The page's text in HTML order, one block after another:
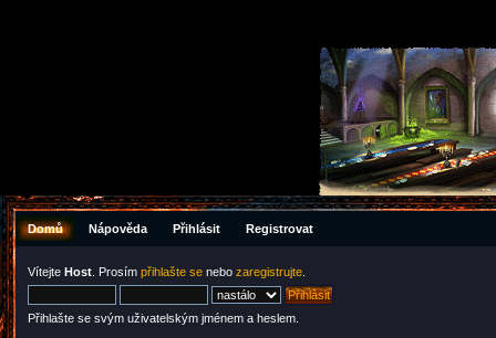
Domů Nápověda Přihlásit Registrovat
Vítejte Host . Prosím přihlašte se nebo zaregistrujte
Přihlašte se svým uživatelským jménem a heslem.